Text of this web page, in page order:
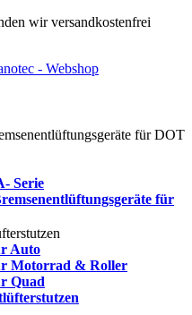
wir versandkostenfrei
- Webshop
für DOT
Serie
für
Auto
Motorrad & Roller
Quad